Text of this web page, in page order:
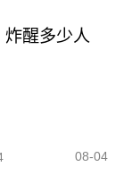
炸醒多少人
08-04